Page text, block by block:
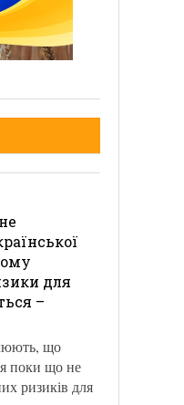
для
–
що
поки що не
ризиків для